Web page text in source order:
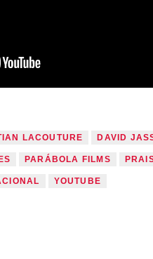
LACOUTURE DAVID
PARÁBOLA FILMS
YOUTUBE